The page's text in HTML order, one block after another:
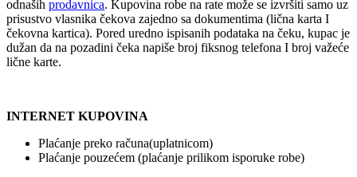
odnaših prodavnica. Kupovina robe na rate može se izvršiti samo uz
prisustvo vlasnika čekova zajedno sa dokumentima (lična karta I
čekovna kartica). Pored uredno ispisanih podataka na čeku, kupac je
dužan da na pozadini čeka napiše broj fiksnog telefona I broj važeće
lične karte.
INTERNET KUPOVINA
Plaćanje preko računa(uplatnicom)
Plaćanje pouzećem (plaćanje prilikom isporuke robe)